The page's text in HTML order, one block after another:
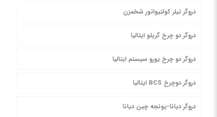
دروگر تیلر کولتیواتور شخمزن
دروگر دو چرخ گریلو ایتالیا
دروگر دو چرخ یورو سیستم ایتالیا
دروگر دوچرخ BCS ایتالیا
دروگر دیانا-یونجه چین دیانا